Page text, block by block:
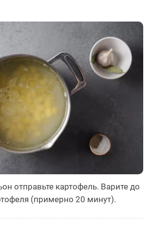
отправьте картофель. Варите до
(примерно 20 минут).